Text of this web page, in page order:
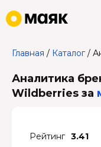
Главная / Каталог/
Аналитика
Wildberries за
Рейтинг 3.41